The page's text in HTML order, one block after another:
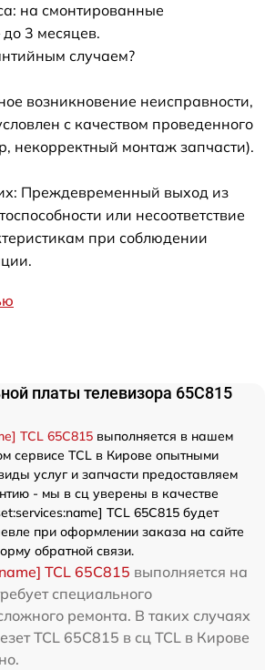
на смонтированные
3 месяцев.
случаем?
возникновение неисправности,
с качеством проведенного
некорректный монтаж запчасти).
Преждевременный выход из
или несоответствие
при соблюдении
платы телевизора 65C815
TCL 65C815 выполняется в нашем
сервисе TCL в Кирове опытными
услуг и запчасти предоставляем
- мы в сц уверены в качестве
TCL 65C815 будет
при оформлении заказа на сайте
обратной связи.
TCL 65C815 выполняется на
специального
ремонта. В таких случаях
TCL 65C815 в сц TCL в Кирове